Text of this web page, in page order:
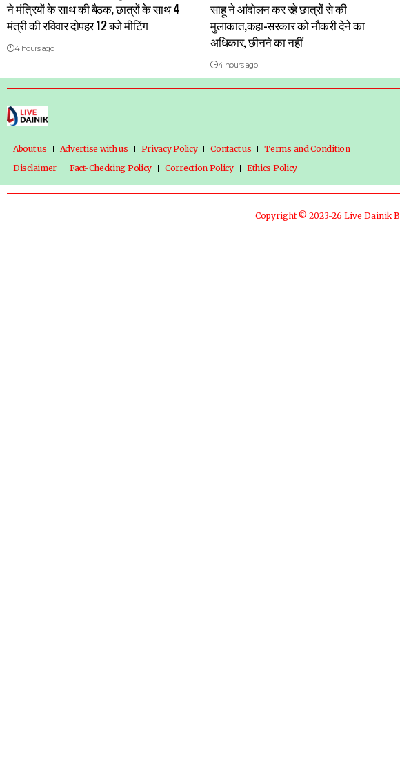
ने मंत्रियों के साथ की बैठक, छात्रों के साथ 4
मंत्री की रविवार दोपहर 12 बजे मीटिंग
4 hours ago
साहू ने आंदोलन कर रहे छात्रों से की
मुलाकात,कहा-सरकार को नौकरी देने का
अधिकार, छीनने का नहीं
4 hours ago
About us Advertise with us Privacy Policy Contact us
Terms and Condition
Disclaimer
Fact-Checking Policy Correction Policy Ethics Policy
Copyright © 2023-26 Live Dainik